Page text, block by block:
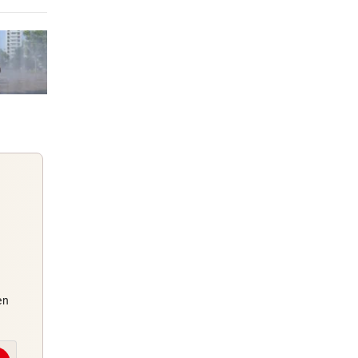
Stunden